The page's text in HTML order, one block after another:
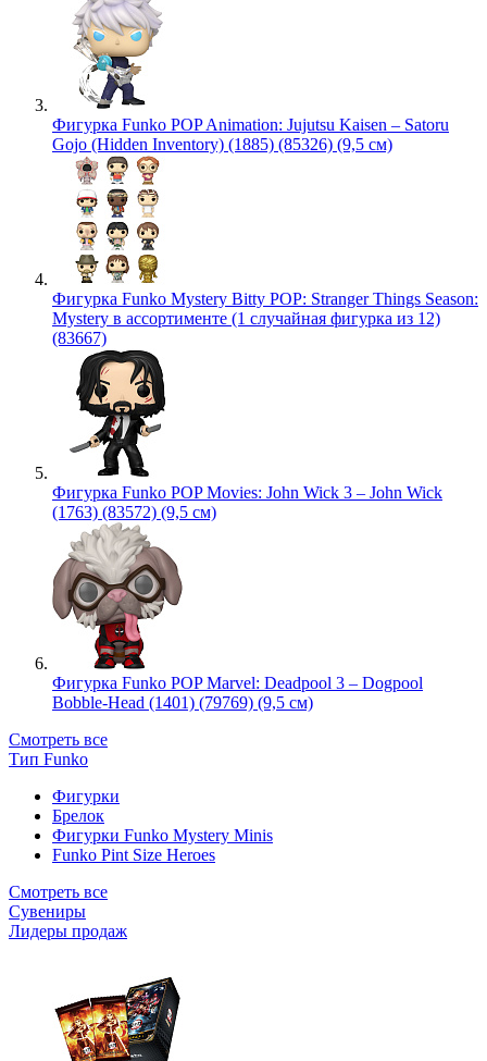
Фигурка Funko POP Animation: Jujutsu Kaisen – Satoru
Gojo (Hidden Inventory) (1885) (85326) (9,5 см)
Фигурка Funko Mystery Bitty POP: Stranger Things Season:
Mystery в ассортименте (1 случайная фигурка из 12)
(83667)
Фигурка Funko POP Movies: John Wick 3 – John Wick
(1763) (83572) (9,5 см)
Фигурка Funko POP Marvel: Deadpool 3 – Dogpool
Bobble-Head (1401) (79769) (9,5 см)
Смотреть все
Тип Funko
Фигурки
Брелок
Фигурки Funko Mystery Minis
Funko Pint Size Heroes
Смотреть все
Сувениры
Лидеры продаж